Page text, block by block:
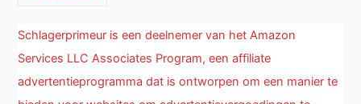
Schlagerprimeur is een deelnemer van het Amazon
Services LLC Associates Program, een affiliate
advertentieprogramma dat is ontworpen om een manier te